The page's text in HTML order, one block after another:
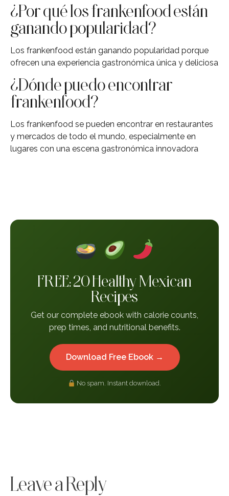
¿Por qué los frankenfood están
ganando popularidad?
Los frankenfood están ganando popularidad porque
ofrecen una experiencia gastronómica única y deliciosa
¿Dónde puedo encontrar
frankenfood?
Los frankenfood se pueden encontrar en restaurantes
y mercados de todo el mundo, especialmente en
lugares con una escena gastronómica innovadora
FREE: 20 Healthy Mexican
Recipes
Get our complete ebook with calorie counts,
prep times, and nutritional benefits.
Download Free Ebook →
No spam. Instant download.
Leave a Reply